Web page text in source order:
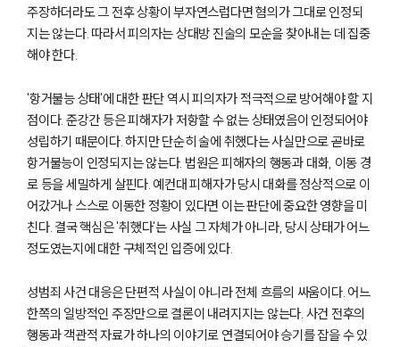
주장하더라도 그 전후 상황이 부자연스럽다면 혐의가 그대로 인정되
지는 않는다. 따라서 피의자는 상대방 진술의 모순을 찾아내는 데 집중
해야 한다.
'항거불능 상태'에 대한 판단 역시 피의자가 적극적으로 방어해야 할 지
점이다. 준강간 등은 피해자가 저항할 수 없는 상태였음이 인정되어야
성립하기 때문이다. 하지만 단순히 술에 취했다는 사실만으로 곧바로
항거불능이 인정되지는 않는다. 법원은 피해자의 행동과 대화, 이동 경
로 등을 세밀하게 살핀다. 예컨대 피해자가 당시 대화를 정상적으로 이
어갔거나 스스로 이동한 정황이 있다면 이는 판단에 중요한 영향을 미
친다. 결국 핵심은 '취했다'는 사실 그 자체가 아니라, 당시 상태가 어느
정도였는지에 대한 구체적인 입증에 있다.
성범죄 사건 대응은 단편적 사실이 아니라 전체 흐름의 싸움이다. 어느
한쪽의 일방적인 주장만으로 결론이 내려지지는 않는다. 사건 전후의
행동과 객관적 자료가 하나의 이야기로 연결되어야 승기를 잡을 수 있